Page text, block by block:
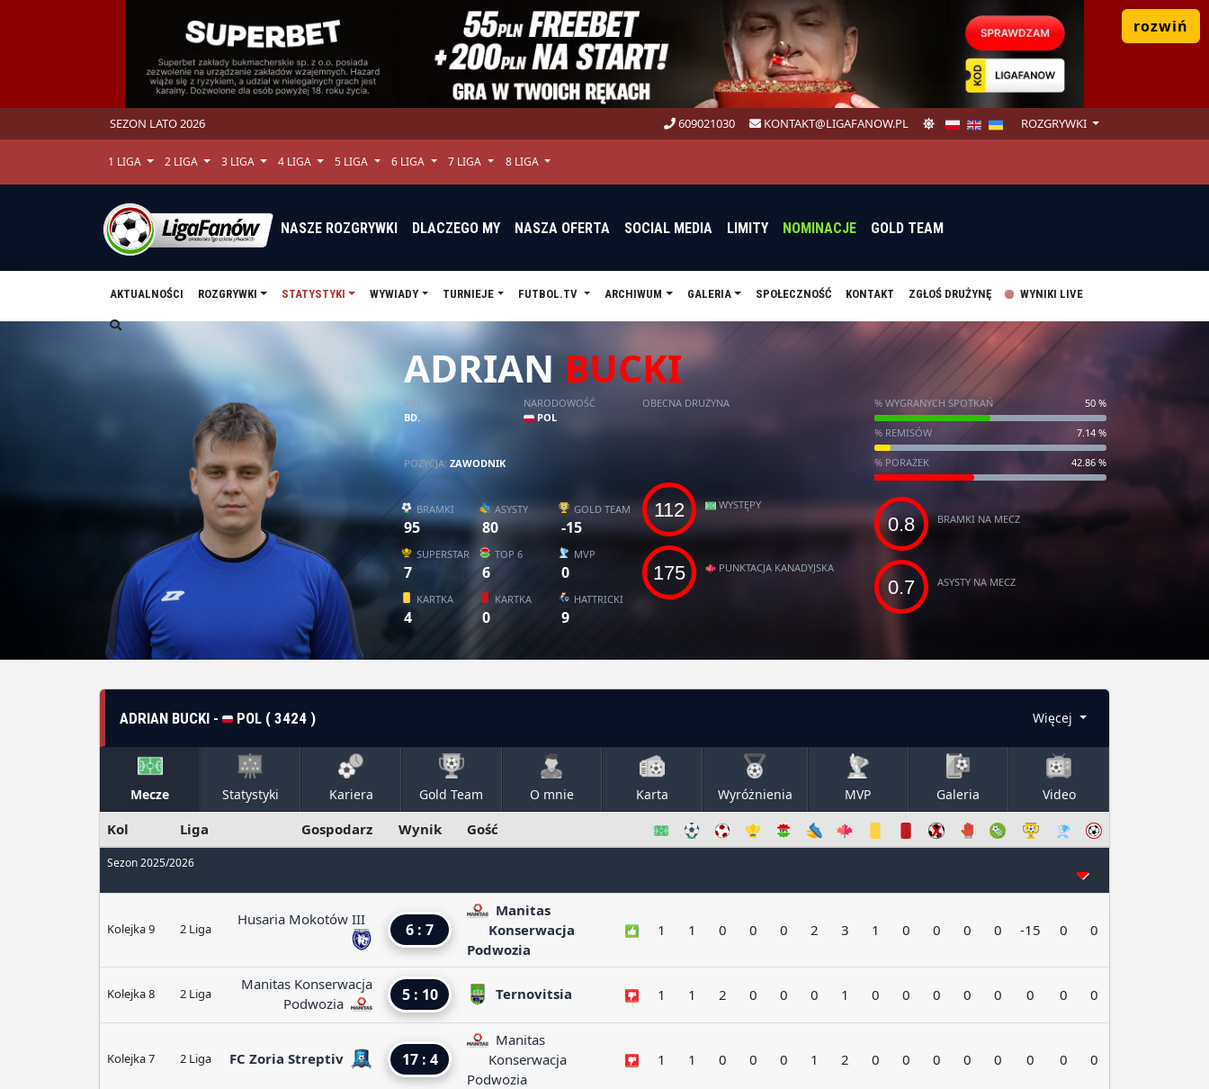
rozwiń
SEZON LATO 2026 609021030 KONTAKT@LIGAFANOW.PL ROZGRYWKI
1 LIGA 2 LIGA 3 LIGA 4 LIGA 5 LIGA 6 LIGA 7 LIGA 8 LIGA
NASZE ROZGRYWKI DLACZEGO MY NASZA OFERTA SOCIAL MEDIA LIMITY NOMINACJE GOLD TEAM
AKTUALNOŚCI ROZGRYWKI STATYSTYKI WYWIADY TURNIEJE FUTBOL.TV ARCHIWUM GALERIA SPOŁECZNOŚĆ KONTAKT ZGŁOŚ DRUŻYNĘ WYNIKI LIVE
ADRIAN BUCKI
WIEK
BD.
NARODOWOŚĆ
POL
POZYCJA: ZAWODNIK
BRAMKI
95
ASYSTY
80
GOLD TEAM
-15
SUPERSTAR
7
TOP 6
6
MVP
0
KARTKA
4
KARTKA
0
HATTRICKI
9
OBECNA DRUŻYNA
112 WYSTĘPY
175 PUNKTACJA KANADYJSKA
% WYGRANYCH SPOTKAŃ 50 %
% REMISÓW 7.14 %
% PORAŻEK 42.86 %
0.8 BRAMKI NA MECZ
0.7 ASYSTY NA MECZ
ADRIAN BUCKI - POL ( 3424 ) Więcej
Mecze Statystyki Kariera Gold Team O mnie Karta Wyróżnienia MVP Galeria Video
Kol Liga Gospodarz Wynik Gość
Sezon 2025/2026
Kolejka 9 2 Liga
Husaria Mokotów III
6 : 7
Manitas
Konserwacja
Podwozia
1 1 0 0 0 2 3 1 0 0 0 0 -15 0 0
Kolejka 8 2 Liga
Manitas Konserwacja
Podwozia
5 : 10 Ternovitsia 1 1 2 0 0 0 1 0 0 0 0 0 0 0 0
Kolejka 7 2 Liga FC Zoria Streptiv 17 : 4
Manitas
Konserwacja
Podwozia
1 1 0 0 0 1 2 0 0 0 0 0 0 0 0